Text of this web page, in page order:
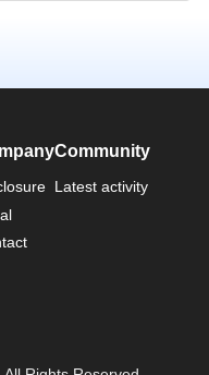
Community
Latest activity